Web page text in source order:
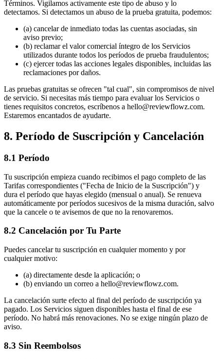
Términos. Vigilamos activamente este tipo de abuso y lo
detectamos. Si detectamos un abuso de la prueba gratuita, podemos:
(a) cancelar de inmediato todas las cuentas asociadas, sin
aviso previo;
(b) reclamar el valor comercial íntegro de los Servicios
utilizados durante todos los períodos de prueba fraudulentos;
(c) ejercer todas las acciones legales disponibles, incluidas las
reclamaciones por daños.
Las pruebas gratuitas se ofrecen "tal cual", sin compromisos de nivel
de servicio. Si necesitas más tiempo para evaluar los Servicios o
tienes requisitos concretos, escríbenos a hello@reviewflowz.com.
Estaremos encantados de ayudarte.
8. Período de Suscripción y Cancelación
8.1 Período
Tu suscripción empieza cuando recibimos el pago completo de las
Tarifas correspondientes ("Fecha de Inicio de la Suscripción") y
dura el período que hayas elegido (mensual o anual). Se renueva
automáticamente por períodos sucesivos de la misma duración, salvo
que la cancele o te avisemos de que no la renovaremos.
8.2 Cancelación por Tu Parte
Puedes cancelar tu suscripción en cualquier momento y por
cualquier motivo:
(a) directamente desde la aplicación; o
(b) enviando un correo a hello@reviewflowz.com.
La cancelación surte efecto al final del período de suscripción ya
pagado. Los Servicios siguen disponibles hasta el final de ese
período. No habrá más renovaciones. No se exige ningún plazo de
aviso.
8.3 Sin Reembolsos